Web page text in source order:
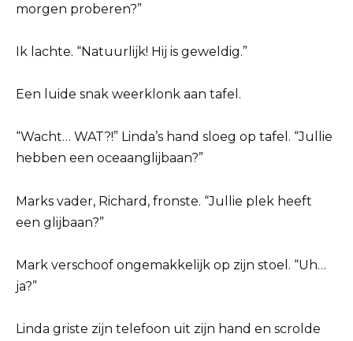
morgen proberen?”
Ik lachte. “Natuurlijk! Hij is geweldig.”
Een luide snak weerklonk aan tafel.
“Wacht… WAT?!” Linda’s hand sloeg op tafel. “Jullie
hebben een oceaanglijbaan?”
Marks vader, Richard, fronste. “Jullie plek heeft
een glijbaan?”
Mark verschoof ongemakkelijk op zijn stoel. “Uh…
ja?”
Linda griste zijn telefoon uit zijn hand en scrolde